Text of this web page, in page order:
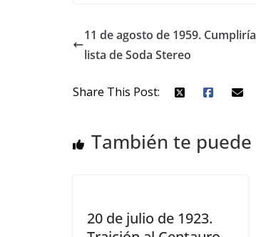
11 de agosto de 1959.
lista de Soda Stereo
Share This Post:
También te
20 de julio de 1923.